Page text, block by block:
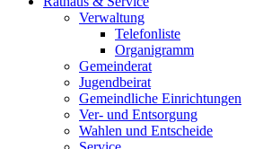
Verwaltung
Telefonliste
Organigramm
Gemeinderat
Jugendbeirat
Gemeindliche Einrichtungen
Ver- und Entsorgung
Wahlen und Entscheide